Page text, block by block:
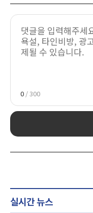
0 / 300
실시간 뉴스